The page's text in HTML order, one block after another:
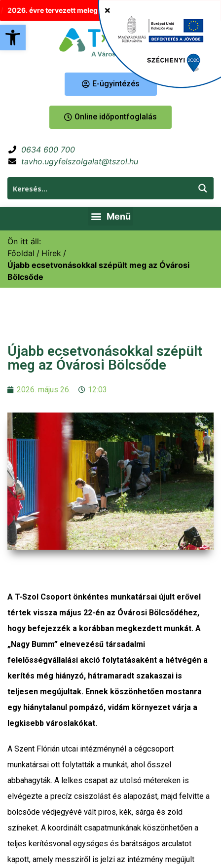
Eszköztár megnyitása
évre tervezett melegvíz-korlátozások Tatabányán
E-ügyintézés
Online időpontfoglalás
0634 600 700
tavho.ugyfelszolgalat@tszol.hu
Ön itt áll:
Főoldal
Hírek
Újabb ecsetvonásokkal szépült meg az Óvárosi
Bölcsőde
Újabb ecsetvonásokkal szépült
meg az Óvárosi Bölcsőde
2026. május 26. 12:03
A T-Szol Csoport önkéntes munkatársai újult erővel
tértek vissza május 22-én az Óvárosi Bölcsődéhez,
hogy befejezzék a korábban megkezdett munkát. A
„Nagy Bumm” elnevezésű társadalmi
felelősségvállalási akció folytatásaként a hétvégén a
kerítés még hiányzó, hátramaradt szakaszai is
teljesen megújultak. Ennek köszönhetően mostanra
egy hiánytalanul pompázó, vidám környezet várja a
legkisebb városlakókat.
A Szent Flórián utcai intézménynél a cégcsoport
munkatársai ott folytatták a munkát, ahol ősszel
abbahagyták. A lelkes csapat az utolsó métereken is
elvégezte a precíz csiszolást és alapozást, majd felvitte a
bölcsőde védjegyévé vált piros, kék, sárga és zöld
színeket. A koordinált csapatmunkának köszönhetően a
teljes kerítésvonal egységes és barátságos arculatot
kapott, amely messziről is jelzi az intézmény megújult